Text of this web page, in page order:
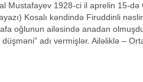
Mustafayev 1928-ci il aprelin 15-də
Kosalı kəndində Firuddinli
oğlunun ailəsində anadan
düşməni” adı vermişlər. Ailəliklə –